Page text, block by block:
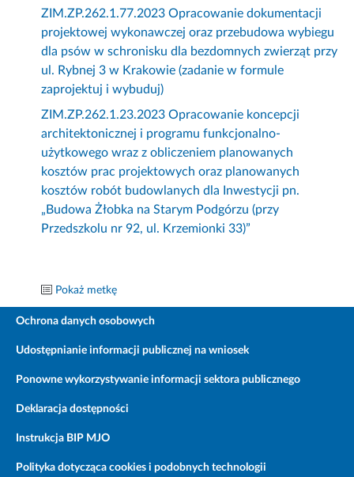
ZIM.ZP.262.1.77.2023 Opracowanie dokumentacji
projektowej wykonawczej oraz przebudowa wybiegu
dla psów w schronisku dla bezdomnych zwierząt przy
ul. Rybnej 3 w Krakowie (zadanie w formule
zaprojektuj i wybuduj)
ZIM.ZP.262.1.23.2023 Opracowanie koncepcji
architektonicznej i programu funkcjonalno-
użytkowego wraz z obliczeniem planowanych
kosztów prac projektowych oraz planowanych
kosztów robót budowlanych dla Inwestycji pn.
„Budowa Żłobka na Starym Podgórzu (przy
Przedszkolu nr 92, ul. Krzemionki 33)”
Pokaż metkę
Ochrona danych osobowych
Udostępnianie informacji publicznej na wniosek
Ponowne wykorzystywanie informacji sektora publicznego
Deklaracja dostępności
Instrukcja BIP MJO
Polityka dotycząca cookies i podobnych technologii